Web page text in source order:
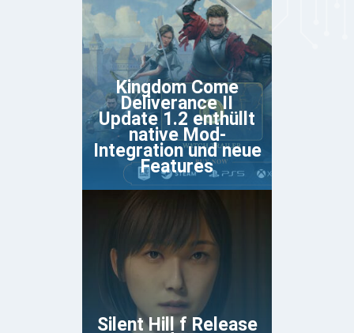
Kingdom Come
Deliverance II
Update 1.2 enthüllt
native Mod-
Integration und neue
Features
Silent Hill f Release